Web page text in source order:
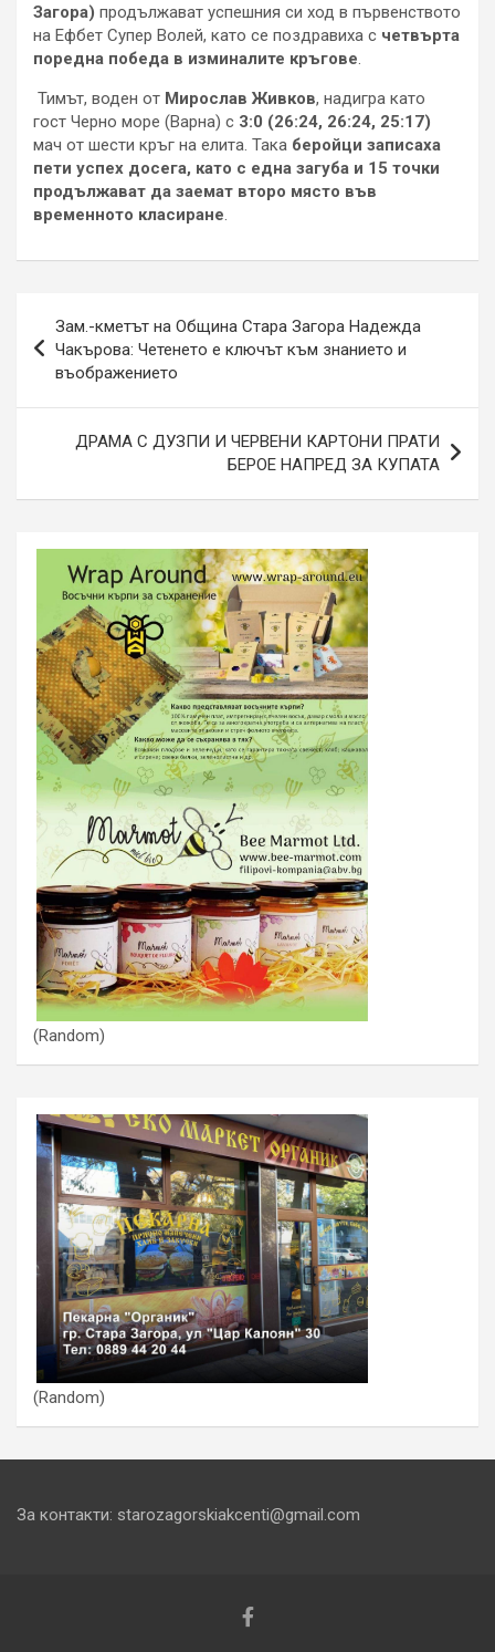
Загора) продължават успешния си ход в първенството
на Ефбет Супер Волей, като се поздравиха с четвърта
поредна победа в изминалите кръгове.
Тимът, воден от Мирослав Живков, надигра като
гост Черно море (Варна) с 3:0 (26:24, 26:24, 25:17)
мач от шести кръг на елита. Така беройци записаха
пети успех досега, като с една загуба и 15 точки
продължават да заемат второ място във
временното класиране.
Зам.-кметът на Община Стара Загора Надежда
Чакърова: Четенето е ключът към знанието и
въображението
ДРАМА С ДУЗПИ И ЧЕРВЕНИ КАРТОНИ ПРАТИ
БЕРОЕ НАПРЕД ЗА КУПАТА
(Random)
(Random)
За контакти: starozagorskiakcenti@gmail.com